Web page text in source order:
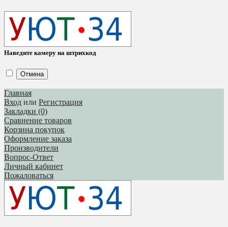
Наведите камеру на штрихкод
Отмена
Главная
Вход или Регистрация
Закладки (0)
Сравнение товаров
Корзина покупок
Оформление заказа
Производители
Вопрос-Ответ
Личный кабинет
Пожаловаться